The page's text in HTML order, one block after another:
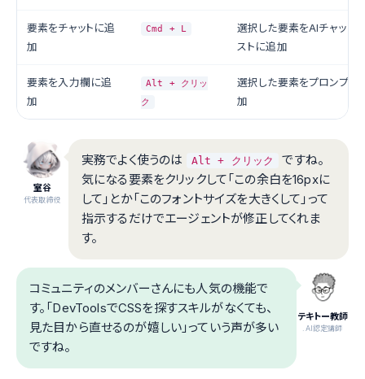
要素をチャットに追
加
Cmd + L
選択した要素をAIチャット
ストに追加
要素を入力欄に追
加
Alt + クリッ
ク
選択した要素をプロンプト
加
室谷
代表取締役
実務でよく使うのは Alt + クリック
ですね。
気になる要素をクリックして「この余白を16pxに
して」とか「このフォントサイズを大きくして」って
指示するだけでエージェントが修正してくれま
す。
テキトー教師
.AI認定講師
コミュニティのメンバーさんにも人気の機能で
す。「DevToolsでCSSを探すスキルがなくても、
見た目から直せるのが嬉しい」っていう声が多い
ですね。